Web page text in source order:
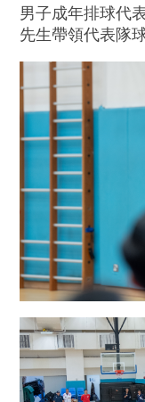
男子成年排球代
先生帶領代表隊